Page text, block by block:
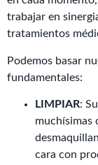
trabajar en
tratamientos
Podemos basar
fundamentales:
LIMPIAR:
muchísimas
cara con